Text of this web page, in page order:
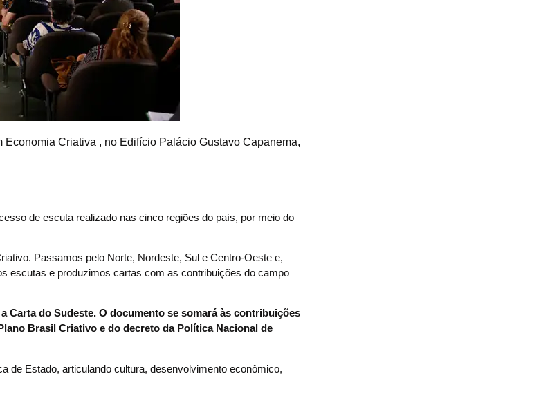
Criativa , no Edifício Palácio Gustavo Capanema,
de escuta realizado nas cinco regiões do país, por meio do
Passamos pelo Norte, Nordeste, Sul e Centro-Oeste e,
escutas e produzimos cartas com as contribuições do campo
Carta do Sudeste. O documento se somará às contribuições
Brasil Criativo e do decreto da Política Nacional de
de Estado, articulando cultura, desenvolvimento econômico,